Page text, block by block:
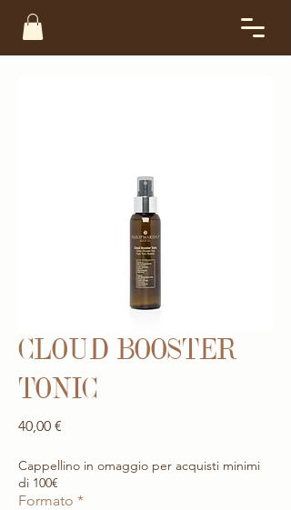
CLOUD BOOSTER
TONIC
40,00 €
Cappellino in omaggio per acquisti minimi
di 100€
Formato *